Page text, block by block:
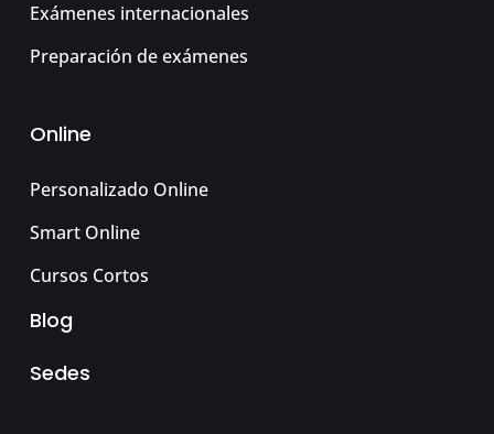
Exámenes internacionales
Preparación de exámenes
Online
Personalizado Online
Smart Online
Cursos Cortos
Blog
Sedes